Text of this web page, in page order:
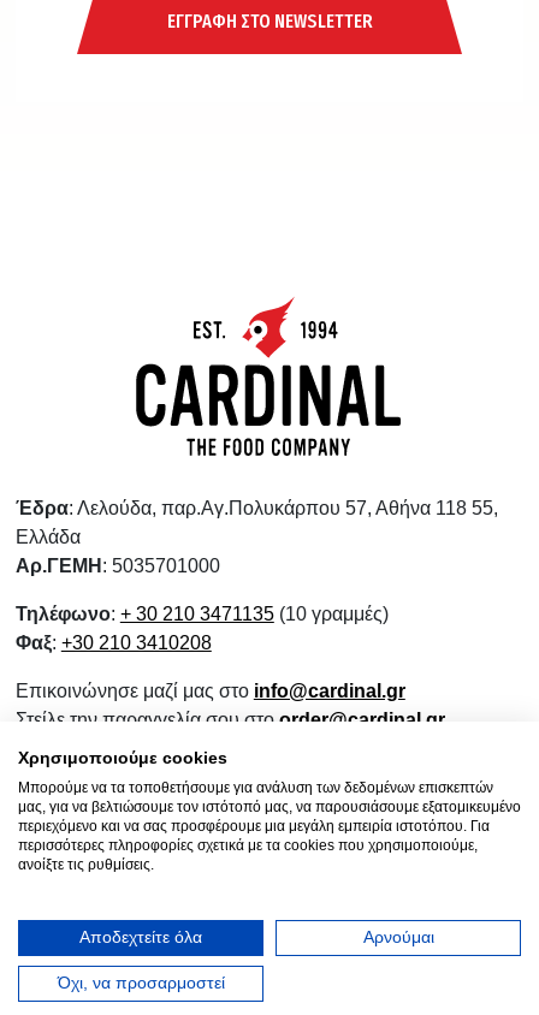
ΕΓΓΡΑΦΗ ΣΤΟ NEWSLETTER
Έδρα: Λελούδα, παρ.Αγ.Πολυκάρπου 57, Αθήνα 118 55,
Ελλάδα
Αρ.ΓΕΜΗ : 5035701000
Τηλέφωνο: + 30 210 3471135(10 γραμμές)
Φαξ: +30 210 3410208
Επικοινώνησε μαζί μας στο info@cardinal.gr
Στείλε την παραγγελία σου στο order@cardinal.gr
Για αγορές λιανικής
www.wokshop.gr
Όροι Χρήσης
Πολιτική Προστασίας Προσωπικών Δεδομένων
Πολιτική Επιστροφών
Χρησιμοποιούμε cookies
Μπορούμε να τα τοποθετήσουμε για ανάλυση των δεδομένων επισκεπτών
μας, για να βελτιώσουμε τον ιστότοπό μας, να παρουσιάσουμε εξατομικευμένο
περιεχόμενο και να σας προσφέρουμε μια μεγάλη εμπειρία ιστοτόπου. Για
περισσότερες πληροφορίες σχετικά με τα cookies που χρησιμοποιούμε,
ανοίξτε τις ρυθμίσεις.
Αποδεχτείτε όλα Αρνούμαι
Όχι, να προσαρμοστεί